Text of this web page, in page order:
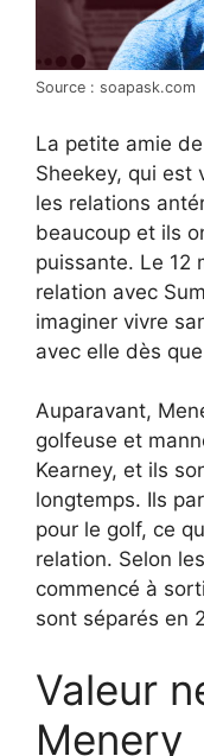
Source : soapask.com
La petite amie
Sheekey, qui est
les relations
beaucoup et ils
puissante. Le 12
relation avec
imaginer vivre
avec elle dès
Auparavant,
golfeuse et
Kearney, et ils
longtemps. Ils
pour le golf, ce
relation. Selon
commencé à
sont séparés en
Valeur
Menery